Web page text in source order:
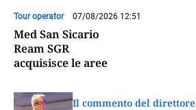
Tour operator 07/08/2026 12:51
Med San Sicario
Ream SGR
acquisisce le aree
Il commento del direttore